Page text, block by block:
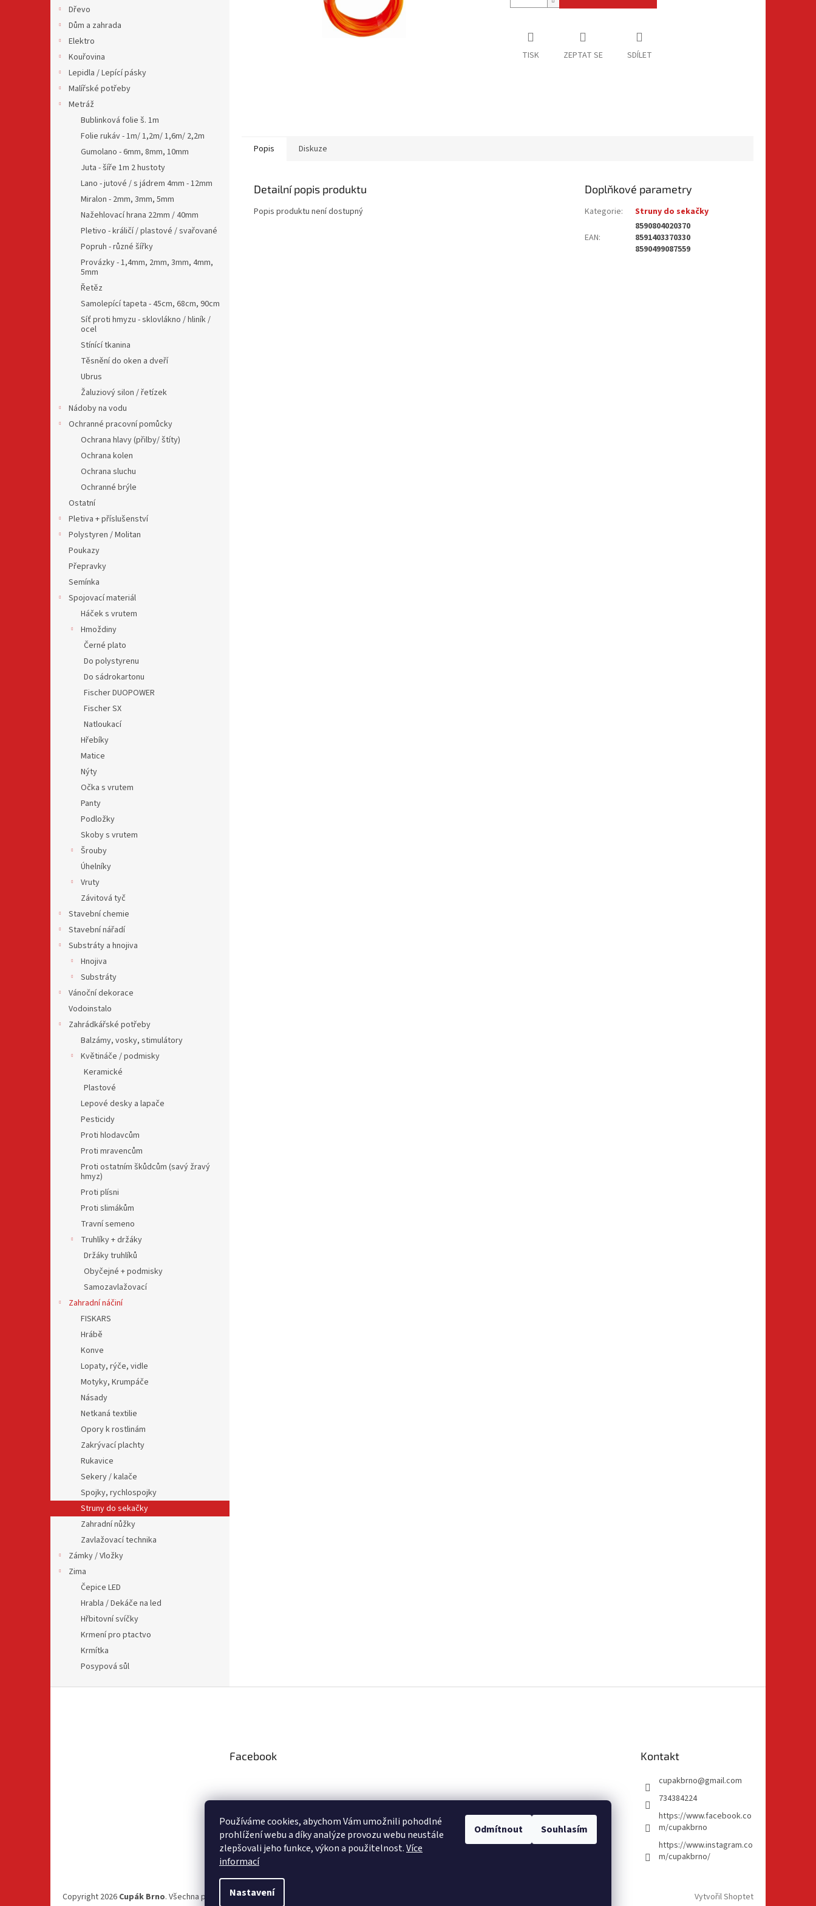
Používáme cookies, abychom Vám umožnili pohodlné
prohlížení webu a díky analýze provozu webu neustále
zlepšovali jeho funkce, výkon a použitelnost.Více
informací
Nastavení
Odmítnout Souhlasím
Dřevo
Dům a zahrada
Elektro
Kouřovina
Lepidla / Lepící pásky
Malířské potřeby
Metráž
Bublinková folie š. 1m
Folie rukáv - 1m/ 1,2m/ 1,6m/ 2,2m
Gumolano - 6mm, 8mm, 10mm
Juta - šíře 1m 2 hustoty
Lano - jutové / s jádrem 4mm - 12mm
Miralon - 2mm, 3mm, 5mm
Nažehlovací hrana 22mm / 40mm
Pletivo - králičí / plastové / svařované
Popruh - různé šířky
Provázky - 1,4mm, 2mm, 3mm, 4mm,
5mm
Řetěz
Samolepící tapeta - 45cm, 68cm, 90cm
Síť proti hmyzu - sklovlákno / hliník /
ocel
Stínící tkanina
Těsnění do oken a dveří
Ubrus
Žaluziový silon / řetízek
Nádoby na vodu
Ochranné pracovní pomůcky
Ochrana hlavy (přilby/ štíty)
Ochrana kolen
Ochrana sluchu
Ochranné brýle
Ostatní
Pletiva + příslušenství
Polystyren / Molitan
Poukazy
Přepravky
Semínka
Spojovací materiál
Háček s vrutem
Hmoždiny
Černé plato
Do polystyrenu
Do sádrokartonu
Fischer DUOPOWER
Fischer SX
Natloukací
Hřebíky
Matice
Nýty
Očka s vrutem
Panty
Podložky
Skoby s vrutem
Šrouby
Úhelníky
Vruty
Závitová tyč
Stavební chemie
Stavební nářadí
Substráty a hnojiva
Hnojiva
Substráty
Vánoční dekorace
Vodoinstalo
Zahrádkářské potřeby
Balzámy, vosky, stimulátory
Květináče / podmisky
Keramické
Plastové
Lepové desky a lapače
Pesticidy
Proti hlodavcům
Proti mravencům
Proti ostatním škůdcům (savý žravý
hmyz)
Proti plísni
Proti slimákům
Travní semeno
Truhlíky + držáky
Držáky truhlíků
Obyčejné + podmisky
Samozavlažovací
Zahradní náčiní
FISKARS
Hrábě
Konve
Lopaty, rýče, vidle
Motyky, Krumpáče
Násady
Netkaná textilie
Opory k rostlinám
Zakrývací plachty
Rukavice
Sekery / kalače
Spojky, rychlospojky
Struny do sekačky
Zahradní nůžky
Zavlažovací technika
Zámky / Vložky
Zima
Čepice LED
Hrabla / Dekáče na led
Hřbitovní svíčky
Krmení pro ptactvo
Krmítka
Posypová sůl
TISK ZEPTAT SE SDÍLET
Popis Diskuze
Detailní popis produktu
Popis produktu není dostupný
Doplňkové parametry
Kategorie: Struny do sekačky
EAN:
8590804020370
8591403370330
8590499087559
Facebook Kontakt
cupakbrno@gmail.com
734384224
https://www.facebook.co
m/cupakbrno
https://www.instagram.co
m/cupakbrno/
Vytvořil Shoptet
Copyright 2026 Cupák Brno. Všechna práva vyhrazena.